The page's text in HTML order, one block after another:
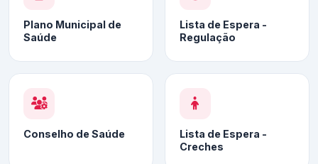
Plano Municipal de
Saúde
Lista de Espera -
Regulação
Conselho de Saúde
Lista de Espera -
Creches